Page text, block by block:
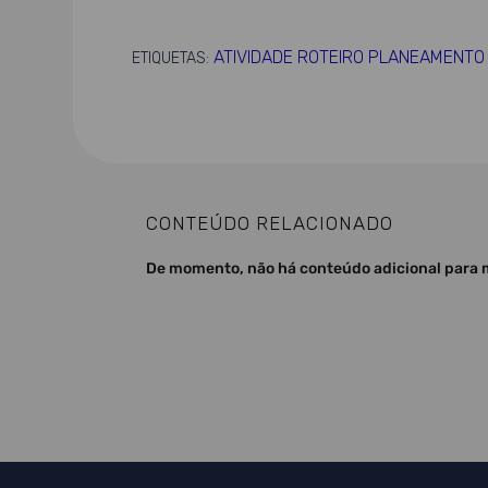
ETIQUETAS: ATIVIDADE ROTEIRO PLANEAMENTO
CONTEÚDO RELACIONADO
De momento, não há conteúdo adicional para